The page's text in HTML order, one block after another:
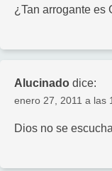
¿Tan arrogante es
Alucinado dice:
enero 27, 2011 a las
Dios no se